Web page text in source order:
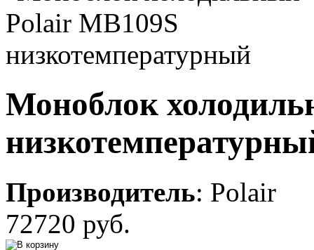
Моноблок
Производитель: Polair
72720 руб.